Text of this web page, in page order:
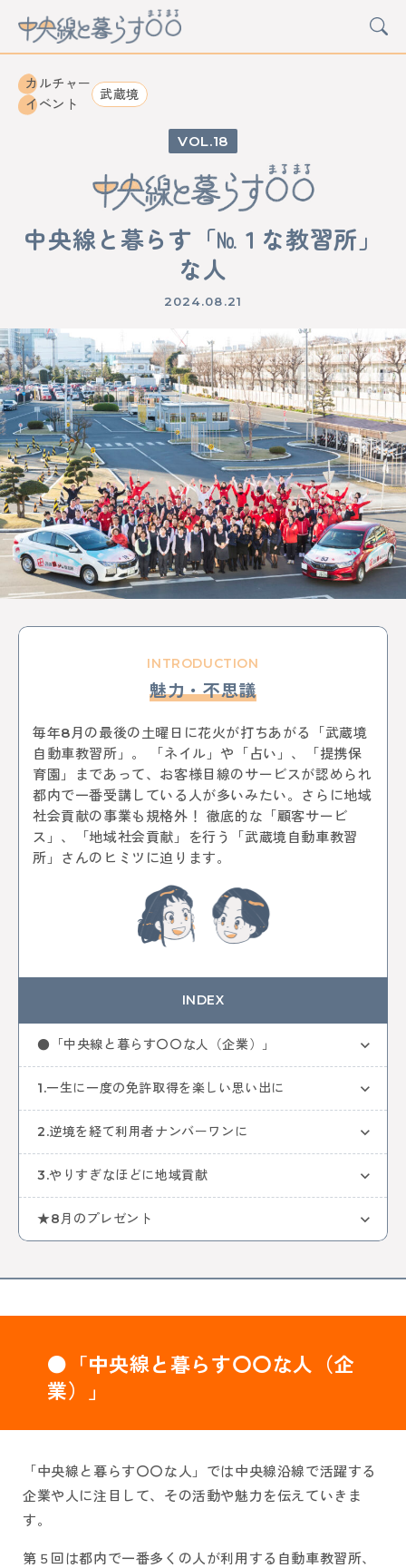
カルチャー グルメ アート イベント
STATION
阿佐ケ谷 荻窪
東小金井 武蔵小金井
立川 日野
拝島
牛浜 福生 羽村 小作 河辺
東青梅
青梅
KEYWORD
イルミネーション
お菓子 三鷹
八王子
西八王子
レポート 特集
特集分割版
中央線〇〇散歩
イタリアン 国立
武蔵小金井
東小金井
和菓子 スイーツ チョコレート
写真
ポートレート
中野サンプラザ
中野ブロードウェイ
中野
サブカル 歴史 アニメ
杉並区
武蔵野市
ゴミ処理場 体験
ワークショップ
バレンタイン
立川 サポート記事
カフェ散歩
自動車教習所 武蔵境
昭和記念公園
サイエンス
中央線からはじまるしぇ 立川市
ソーセージ
定食
中央線の魅力発見
辛い物
とんがらしフェスタ
家具
雑貨 リノベーション 模様替え
食器
美術館
国分寺 西荻窪 パンまつり
桜
フォトスポット
街歩き
中央線ビールフェスティバル
吉祥寺 本
古本
絵本
コーヒー カフェ ヴィンテージ
骨董市
木工チャレンジ
ビール
グルメ
ビールフェスティバル
中央線コーヒーフェスティバル
レトロ
パン デザート ケーキ
カレーなる戦い
全ての記事をみる
おすすめ情報を投稿する
カルチャー
イベント
武蔵境
18
中央線と暮らす「№１な教習所」
な人
2024.08.21
INTRODUCTION
魅力・不思議
毎年8月の最後の土曜日に花火が打ちあがる「武蔵境
自動車教習所」。 「ネイル」や「占い」、「提携保
育園」まであって、お客様目線のサービスが認められ
都内で一番受講している人が多いみたい。さらに地域
社会貢献の事業も規格外！ 徹底的な「顧客サービ
ス」、「地域社会貢献」を行う「武蔵境自動車教習
所」さんのヒミツに迫ります。
INDEX
●「中央線と暮らす〇〇な人（企業）」
1.一生に一度の免許取得を楽しい思い出に
2.逆境を経て利用者ナンバーワンに
3.やりすぎなほどに地域貢献
★8月のプレゼント
●「中央線と暮らす〇〇な人（企
業）」
「中央線と暮らす〇〇な人」では中央線沿線で活躍する
企業や人に注目して、その活動や魅力を伝えていきま
す。
第５回は都内で一番多くの人が利用する自動車教習所、